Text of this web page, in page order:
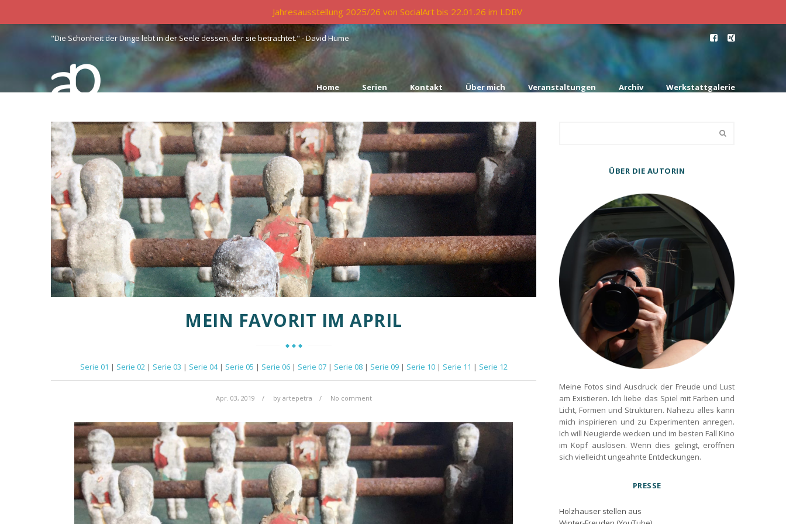
"Die Schönheit der Dinge lebt in der Seele dessen, der sie betrachtet." - David Hume
Home Serien Kontakt Über mich Veranstaltungen Archiv Werkstattgalerie
MEIN FAVORIT IM APRIL
Serie 01 | Serie 02| Serie 03 | Serie 04| Serie 05 | Serie 06| Serie 07| Serie 08| Serie 09| Serie 10| Serie 11 | Serie 12
Apr. 03, 2019 by artepetra No comment
ÜBER DIE AUTORIN
Meine Fotos sind Ausdruck der Freude und Lust
am Existieren. Ich liebe das Spiel mit Farben und
Licht, Formen und Strukturen. Nahezu alles kann
mich inspirieren und zu Experimenten anregen.
Ich will Neugierde wecken und im besten Fall Kino
im Kopf auslösen. Wenn dies gelingt, eröffnen
sich vielleicht ungeahnte Entdeckungen.
PRESSE
Holzhauser stellen aus
Jahresausstellung 2025/26 von SocialArt bis 22.01.26 im LDBV